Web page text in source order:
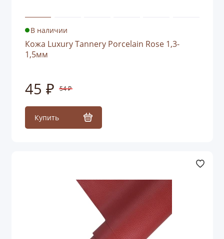
В наличии
Кожа Luxury Tannery Porcelain Rose 1,3-
1,5мм
45 ₽ 54 ₽
Купить